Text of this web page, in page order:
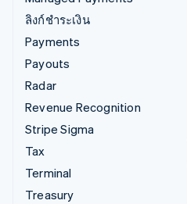
ลิงก์ชำระเงิน
Payments
Payouts
Radar
Revenue Recognition
Stripe Sigma
Tax
Terminal
Treasury